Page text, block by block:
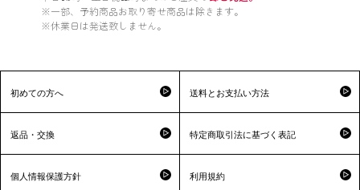
※一部、予約商品お取り寄せ商品は除きます。
※休業日は発送致しません。
初めての方へ 送料とお支払い方法
返品・交換 特定商取引法に基づく表記
個人情報保護方針 利用規約